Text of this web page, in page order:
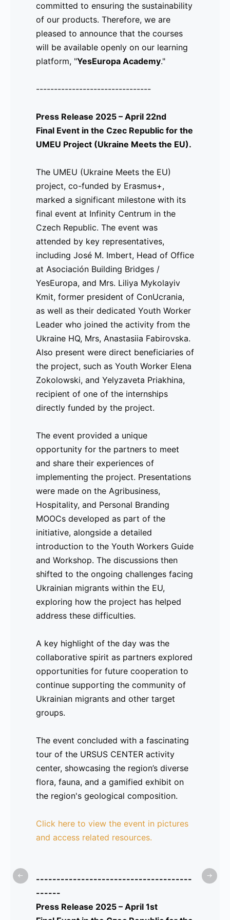
committed to ensuring the sustainability
of our products. Therefore, we are
pleased to announce that the courses
will be available openly on our learning
platform, "YesEuropa Academy."
--------------------------------
Press Release 2025 – April 22nd
Final Event in the Czec Republic for the
UMEU Project (Ukraine Meets the EU).
The UMEU (Ukraine Meets the EU)
project, co-funded by Erasmus+,
marked a significant milestone with its
final event at Infinity Centrum in the
Czech Republic. The event was
attended by key representatives,
including José M. Imbert, Head of Office
at Asociación Building Bridges /
YesEuropa, and Mrs. Liliya Mykolayiv
Kmit, former president of ConUcrania,
as well as their dedicated Youth Worker
Leader who joined the activity from the
Ukraine HQ, Mrs, Anastasiia Fabirovska.
Also present were direct beneficiaries of
the project, such as Youth Worker Elena
Zokolowski, and Yelyzaveta Priakhina,
recipient of one of the internships
directly funded by the project.
The event provided a unique
opportunity for the partners to meet
and share their experiences of
implementing the project. Presentations
were made on the Agribusiness,
Hospitality, and Personal Branding
MOOCs developed as part of the
initiative, alongside a detailed
introduction to the Youth Workers Guide
and Workshop. The discussions then
shifted to the ongoing challenges facing
Ukrainian migrants within the EU,
exploring how the project has helped
address these difficulties.
A key highlight of the day was the
collaborative spirit as partners explored
opportunities for future cooperation to
continue supporting the community of
Ukrainian migrants and other target
groups.
The event concluded with a fascinating
tour of the URSUS CENTER activity
center, showcasing the region’s diverse
flora, fauna, and a gamified exhibit on
the region's geological composition.
Click here to view the event in pictures
and access related resources.
--------------------------------------
------
Press Release 2025 – April 1st
de ayuda lingüística en nuestro
ecosistema digital.
Les recordamos que, aunque este sea el
cierre del proyecto, velamos por la
Por ello, nos complace anunciar que los
abierta en nuestra plataforma de
aprendizaje "YesEuropa Academy".
---------------------------------
Comunicado de Prensa 2025 – 22 de
abril
Evento Final en la República Checa
para el Proyecto UMEU (Ukraine Meets
the EU) [Resultados]
El proyectoUMEU (Ukraine Meets the
EU), cofinanciado por Erasmus+, marcó
un hito importante con su evento final
enInfinity Centrumen la República
Checa. El evento contó con la presencia
de representantes clave, incluyendo a
José M. Imbert, Director de la Oficina
de Asociación Building Bridges /
YesEuropa, ySra. Liliya Mykolayiv Kmit
expresidenta deConUcrania. También
estuvieron presentes beneficiarios
trabajadora juvenilElena Zokolowski
Yelyzaveta Priakhina, beneficiaria de
una de las prácticas directamente
financiadas por el proyecto.
El evento brindó una oportunidad única
para que los socios se reunieran y
compartieran sus experiencias en la
implementación del proyecto. Se
realizaron presentaciones sobre los
MOOCs desarrollados en
Agronegocios,Industria Hotelera
Marca Personal, además de una
introducción detallada a la
Posteriormente, las discusiones se
centraron en los desafíos actuales que
enfrentan los migrantes ucranianosen
la UE, explorando cómo el proyecto ha
ayudado a abordar estas dificultades.
colaborativo, mientras los socios
exploraban oportunidades para futuras
cooperaciones con el fin de continuar
apoyando a la comunidad demigrantes
ucranianosy otros grupos objetivo.
El evento concluyó con una fascinante
visita al centro de actividades
una exposición gamificada sobre la
composición geológica de la región.